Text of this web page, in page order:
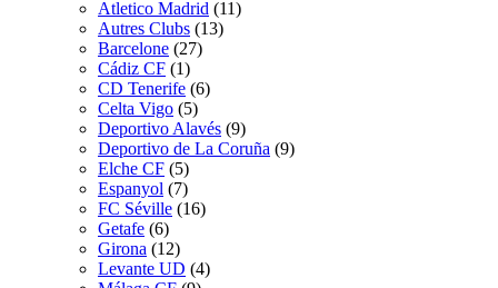
Atletico Madrid (11)
Autres Clubs (13)
Barcelone (27)
Cádiz CF (1)
CD Tenerife (6)
Celta Vigo (5)
Deportivo Alavés (9)
Deportivo de La Coruña (9)
Elche CF (5)
Espanyol (7)
FC Séville (16)
Getafe (6)
Girona (12)
Levante UD (4)